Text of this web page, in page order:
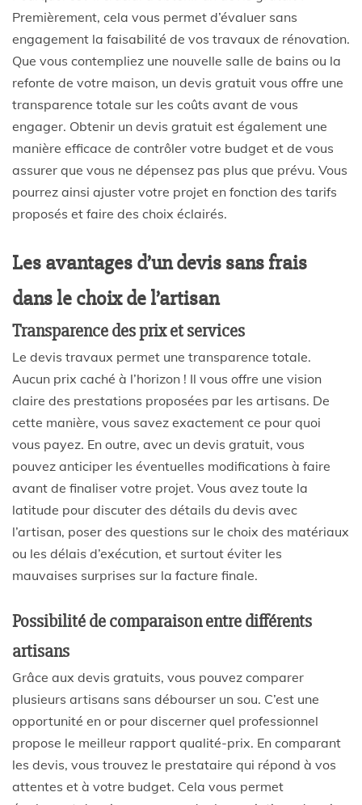
Premièrement, cela vous permet d’évaluer sans
engagement la faisabilité de vos travaux de rénovation.
Que vous contempliez une nouvelle salle de bains ou la
refonte de votre maison, un devis gratuit vous offre une
transparence totale sur les coûts avant de vous
engager. Obtenir un devis gratuit est également une
manière efficace de contrôler votre budget et de vous
assurer que vous ne dépensez pas plus que prévu. Vous
pourrez ainsi ajuster votre projet en fonction des tarifs
proposés et faire des choix éclairés.
Les avantages d’un devis sans frais
dans le choix de l’artisan
Transparence des prix et services
Le devis travaux permet une transparence totale.
Aucun prix caché à l’horizon ! Il vous offre une vision
claire des prestations proposées par les artisans. De
cette manière, vous savez exactement ce pour quoi
vous payez. En outre, avec un devis gratuit, vous
pouvez anticiper les éventuelles modifications à faire
avant de finaliser votre projet. Vous avez toute la
latitude pour discuter des détails du devis avec
l’artisan, poser des questions sur le choix des matériaux
ou les délais d’exécution, et surtout éviter les
mauvaises surprises sur la facture finale.
Possibilité de comparaison entre différents
artisans
Grâce aux devis gratuits, vous pouvez comparer
plusieurs artisans sans débourser un sou. C’est une
opportunité en or pour discerner quel professionnel
propose le meilleur rapport qualité-prix. En comparant
les devis, vous trouvez le prestataire qui répond à vos
attentes et à votre budget. Cela vous permet